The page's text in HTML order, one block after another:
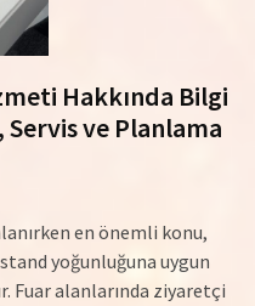
Hakkında Bilgi
Servis ve Planlama
en önemli konu,
yoğunluğuna uygun
Fuar alanlarında ziyaretçi